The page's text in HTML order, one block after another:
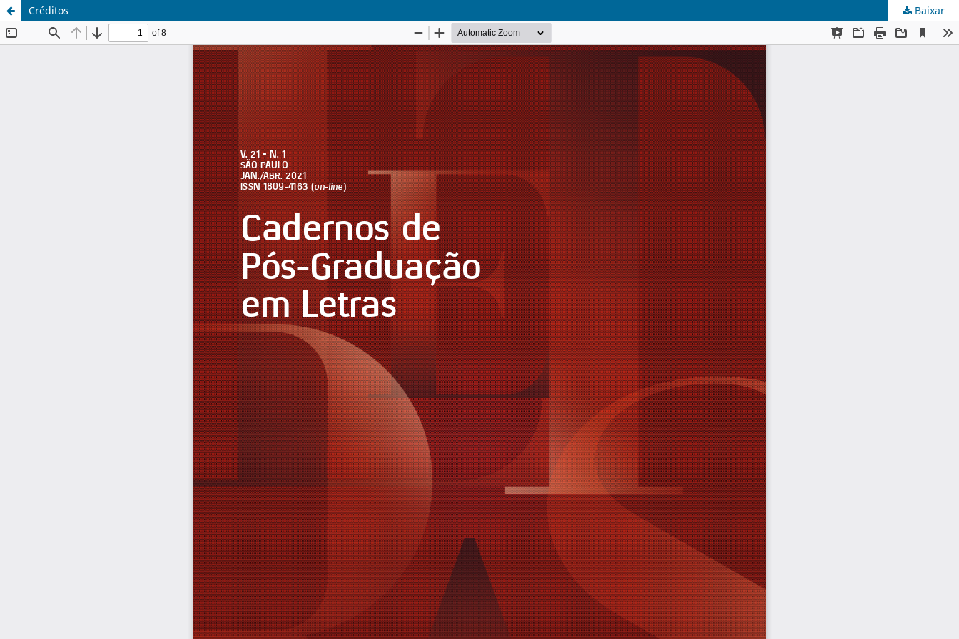
Créditos Baixar